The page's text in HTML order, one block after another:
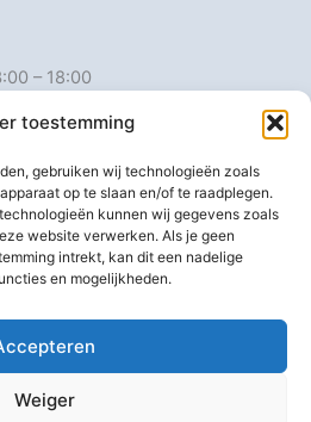
toestemming
gebruiken wij technologieën zoals
op te slaan en/of te raadplegen.
kunnen wij gegevens zoals
website verwerken. Als je geen
intrekt, kan dit een nadelige
en mogelijkheden.
Weiger
– 18:00
– 18:00
– 18:00
– 18:00